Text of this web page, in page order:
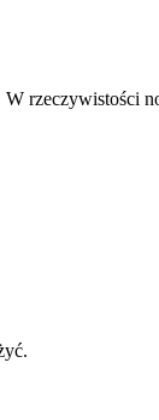
rzeczywistości